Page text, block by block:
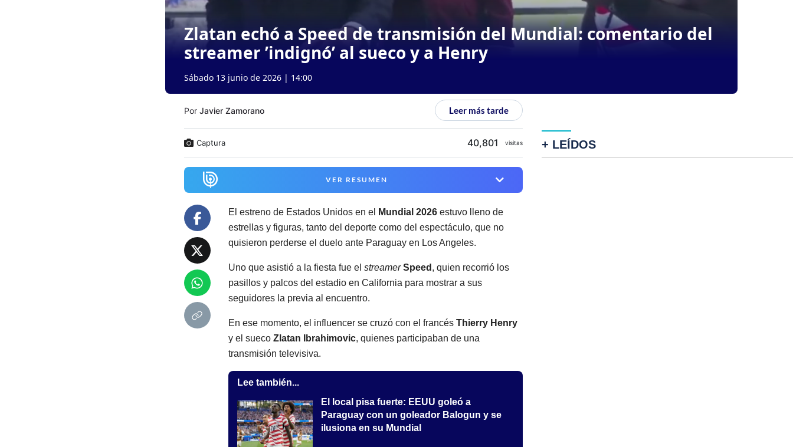
Zlatan echó a Speed de transmisión del Mundial: comentario del
streamer ’indignó’ al sueco y a Henry
Sábado 13 junio de 2026 | 14:00
Por Javier Zamorano Leer más tarde
Captura visitas
40,801
VER RESUMEN
El estreno de Estados Unidos en el Mundial 2026estuvo lleno de
estrellas y figuras, tanto del deporte como del espectáculo, que no
quisieron perderse el duelo ante Paraguay en Los Angeles.
Uno que asistió a la fiesta fue el streamer Speed , quien recorrió los
pasillos y palcos del estadio en California para mostrar a sus
seguidores la previa al encuentro.
En ese momento, el influencer se cruzó con el francés Thierry Henry
y el sueco Zlatan Ibrahimovic, quienes participaban de una
transmisión televisiva.
Lee también...
El local pisa fuerte: EEUU goleó a
Paraguay con un goleador Balogun y se
ilusiona en su Mundial
+ LEÍDOS